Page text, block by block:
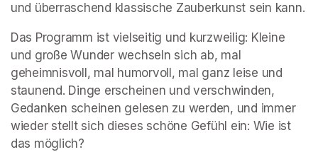
und überraschend klassische Zauberkunst sein kann.
Das Programm ist vielseitig und kurzweilig: Kleine
und große Wunder wechseln sich ab, mal
geheimnisvoll, mal humorvoll, mal ganz leise und
staunend. Dinge erscheinen und verschwinden,
Gedanken scheinen gelesen zu werden, und immer
wieder stellt sich dieses schöne Gefühl ein: Wie ist
das möglich?